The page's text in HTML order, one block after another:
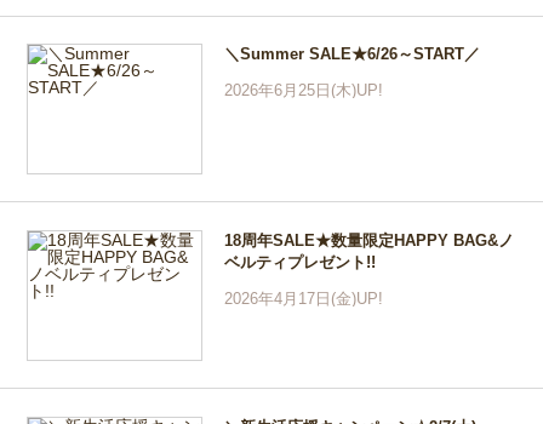
＼Summer SALE★6/26～START／
2026年6月25日(木)UP!
18周年SALE★数量限定HAPPY BAG&ノ
ベルティプレゼント!!
2026年4月17日(金)UP!